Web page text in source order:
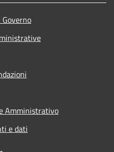
Amministrativo
e dati